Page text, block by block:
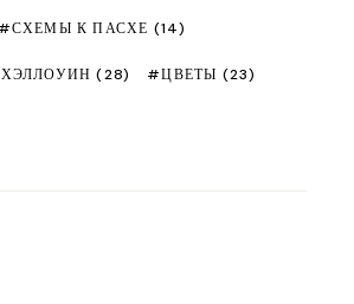
СХЕМЫ К ПАСХЕ (14)
ХЭЛЛОУИН (28) ЦВЕТЫ (23)